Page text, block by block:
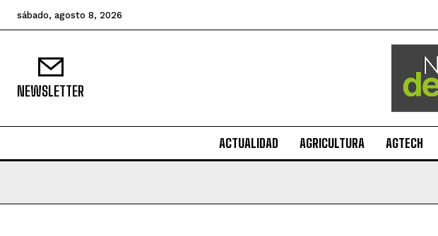
sábado, agosto 8, 2026
NEWSLETTER
ACTUALIDAD AGRICULTURA AGTECH